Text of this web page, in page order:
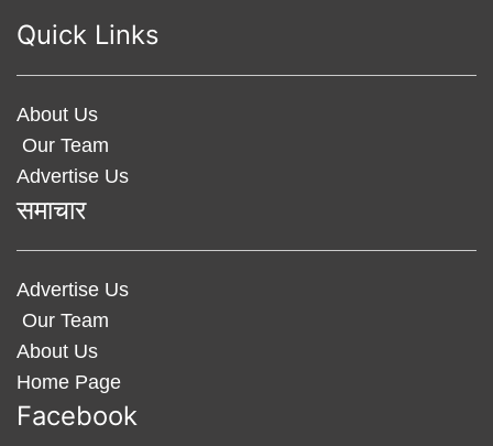
Quick Links
About Us
Our Team
Advertise Us
समाचार
Advertise Us
Our Team
About Us
Home Page
Facebook